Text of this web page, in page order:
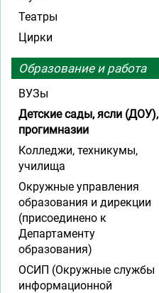
Театры
Цирки
Образование и работа
ВУЗы
Детские сады, ясли (ДОУ),
прогимназии
Колледжи, техникумы,
училища
Окружные управления
образования и дирекции
(присоединено к
Департаменту
образования)
ОСИП (Окружные службы
информационной